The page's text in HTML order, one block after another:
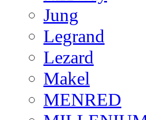
Jung
Legrand
Lezard
Makel
MENRED